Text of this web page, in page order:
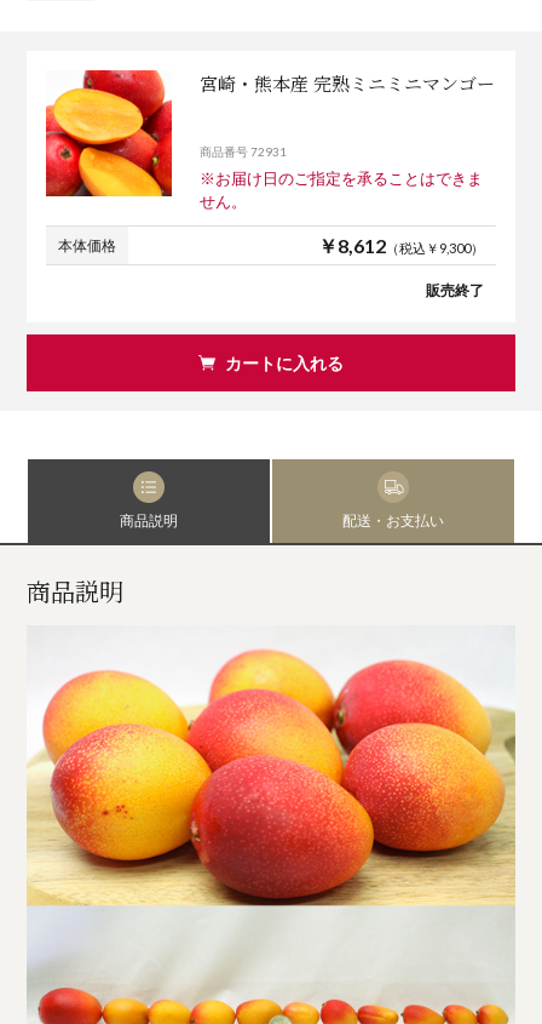
宮崎・熊本産 完熟ミニミニマンゴー
商品番号 72931
※お届け日のご指定を承ることはできま
せん。
本体価格 ￥8,612（税込￥9,300）
販売終了
カートに入れる
商品説明 配送・お支払い
商品説明